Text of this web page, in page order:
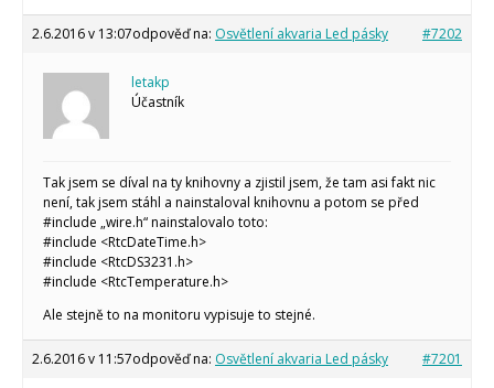
2.6.2016 v 13:07odpověď na: Osvětlení akvaria Led pásky #7202
letakp
Účastník
Tak jsem se díval na ty knihovny a zjistil jsem, že tam asi fakt nic
není, tak jsem stáhl a nainstaloval knihovnu a potom se před
#include „wire.h“ nainstalovalo toto:
#include <RtcDateTime.h>
#include <RtcDS3231.h>
#include <RtcTemperature.h>
Ale stejně to na monitoru vypisuje to stejné.
2.6.2016 v 11:57odpověď na: Osvětlení akvaria Led pásky #7201